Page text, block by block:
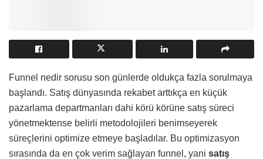
Funnel nedir sorusu son günlerde oldukça fazla sorulmaya
başlandı. Satış dünyasında rekabet arttıkça en küçük
pazarlama departmanları dahi körü körüne satış süreci
yönetmektense belirli metodolojileri benimseyerek
süreçlerini optimize etmeye başladılar. Bu optimizasyon
sırasında da en çok verim sağlayan funnel, yani satış